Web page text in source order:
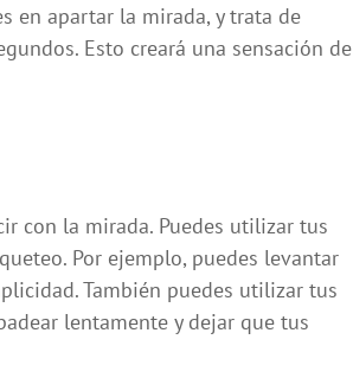
en apartar la mirada, y trata de
Esto creará una sensación de
con la mirada. Puedes utilizar tus
Por ejemplo, puedes levantar
También puedes utilizar tus
lentamente y dejar que tus